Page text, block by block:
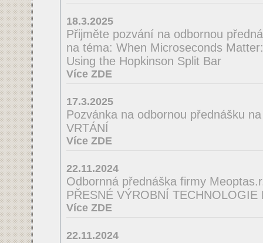
18.3.2025
Přijměte pozvání na odbornou
na téma: When Microseconds
Using the Hopkinson Split Bar
Více ZDE
17.3.2025
Pozvánka na odbornou přednášku
VRTÁNÍ
Více ZDE
22.11.2024
Odbornná přednáška firmy
PŘESNÉ VÝROBNÍ
Více ZDE
22.11.2024